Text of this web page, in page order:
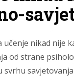
učenje nikad nije
od strane